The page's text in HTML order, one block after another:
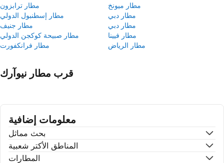
مطار ترابزون
مطار ميونخ
مطار إسطنبول الدولي
مطار دبي
مطار جنيف
مطار دبي
مطار صبيحة كوكجن الدولي
مطار فيينا
مطار فرانكفورت
مطار الرياض
قرب مطار نيوآرك
معلومات إضافية
بحث مماثل
المناطق الأكتر شعبية
المطارات